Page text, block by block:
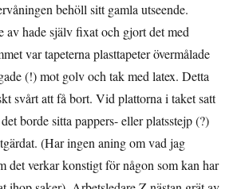
behöll sitt gamla utseende.
av hade själv fixat och gjort det med
var tapeterna plasttapeter övermålade
(!) mot golv och tak med latex. Detta
svårt att få bort. Vid plattorna i taket satt
borde sitta pappers- eller platsstejp (?)
(Har ingen aning om vad jag
det verkar konstigt för någon som kan har